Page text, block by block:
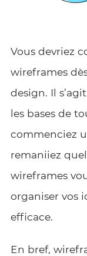
Vous devriez
wireframes
design. Il
les bases de
commenciez
remaniiez
wireframes
organiser vos
efficace.
En bref,